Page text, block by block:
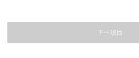
下一項目